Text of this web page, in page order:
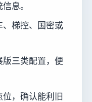
息。
、梯控、国密或
三类配置，便
位，确认能利旧